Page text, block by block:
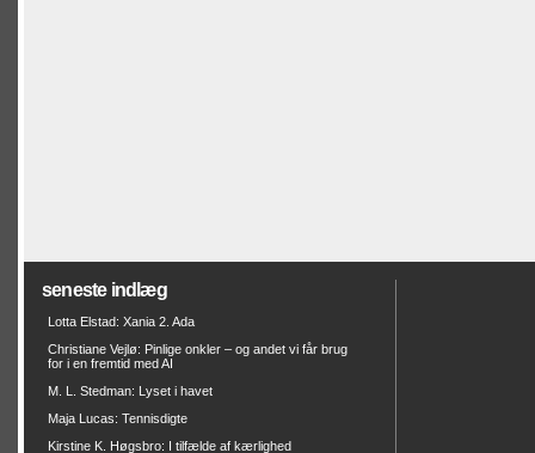
seneste indlæg
Lotta Elstad: Xania 2. Ada
Christiane Vejlø: Pinlige onkler – og andet vi får brug
for i en fremtid med AI
M. L. Stedman: Lyset i havet
Maja Lucas: Tennisdigte
Kirstine K. Høgsbro: I tilfælde af kærlighed